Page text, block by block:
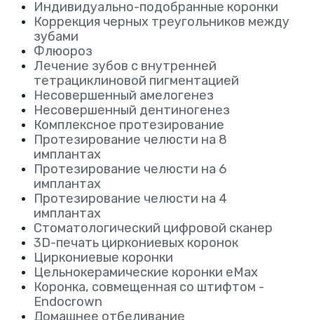
Индивидуально-подобранные коронки
Коррекция черных треугольников между
зубами
Флюороз
Лечение зубов с внутренней
тетрациклиновой пигментацией
Несовершенный амелогенез
Несовершенный дентиногенез
Комплексное протезирование
Протезирование челюсти на 8
имплантах
Протезирование челюсти на 6
имплантах
Протезирование челюсти на 4
имплантах
Стоматологический цифровой сканер
3D-печать циркониевых коронок
Циркониевые коронки
Цельнокерамические коронки eMax
Коронка, совмещенная со штифтом -
Endocrown
Домашнее отбеливание